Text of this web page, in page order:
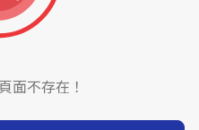
面不存在！